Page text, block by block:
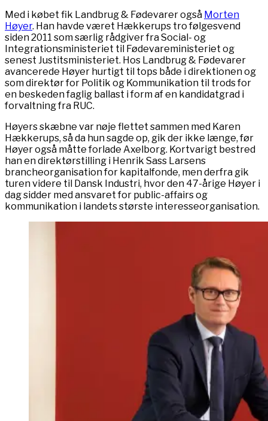
Med i købet fik Landbrug & Fødevarer også Morten
Høyer. Han havde været Hækkerups tro følgesvend
siden 2011 som særlig rådgiver fra Social- og
Integrationsministeriet til Fødevareministeriet og
senest Justitsministeriet. Hos Landbrug & Fødevarer
avancerede Høyer hurtigt til tops både i direktionen og
som direktør for Politik og Kommunikation til trods for
en beskeden faglig ballast i form af en kandidatgrad i
forvaltning fra RUC.
Høyers skæbne var nøje flettet sammen med Karen
Hækkerups, så da hun sagde op, gik der ikke længe, før
Høyer også måtte forlade Axelborg. Kortvarigt bestred
han en direktørstilling i Henrik Sass Larsens
brancheorganisation for kapitalfonde, men derfra gik
turen videre til Dansk Industri, hvor den 47-årige Høyer i
dag sidder med ansvaret for public-affairs og
kommunikation i landets største interesseorganisation.